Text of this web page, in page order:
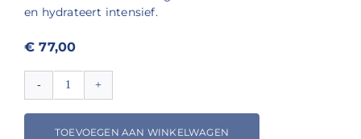
en hydrateert intensief.
€ 77,00
Environ
Care
TOEVOEGEN AAN WINKELWAGEN